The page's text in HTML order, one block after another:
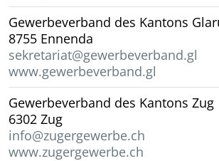
Gewerbeverband des Kantons
8755 Ennenda
sekretariat@gewerbeverband.gl
www.gewerbeverband.gl
Gewerbeverband des Kantons Zug
6302 Zug
info@zugergewerbe.ch
www.zugergewerbe.ch